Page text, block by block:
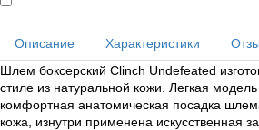
Описание Характеристики
Шлем боксерский Clinch Undefeated
стиле из натуральной кожи. Легкая
комфортная анатомическая посадка
кожа, изнутри применена искусственная